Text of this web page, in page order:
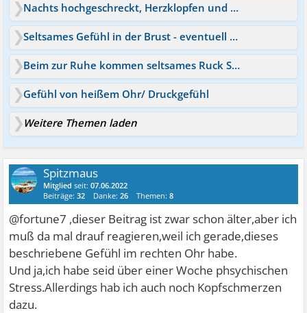
Nachts hochgeschreckt, Herzklopfen und seltsames Gefühl
Seltsames Gefühl in der Brust - eventuell Herzprobleme?
Beim zur Ruhe kommen seltsames Ruck Stromschlag Gefühl
Gefühl von heißem Ohr/ Druckgefühl
Weitere Themen laden
Spitzmaus
Mitglied seit:07.06.2022
Beiträge:32 Danke:26 Themen:8
@fortune7 ,dieser Beitrag ist zwar schon älter,aber ich
muß da mal drauf reagieren,weil ich gerade,dieses
beschriebene Gefühl im rechten Ohr habe.
Und ja,ich habe seid über einer Woche phsychischen
Stress.Allerdings hab ich auch noch Kopfschmerzen
dazu.